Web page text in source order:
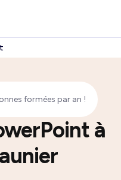
formées par an !
à